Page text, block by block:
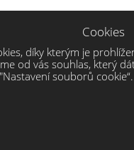
Cookies
díky kterým je
od vás souhlas, který
souborů